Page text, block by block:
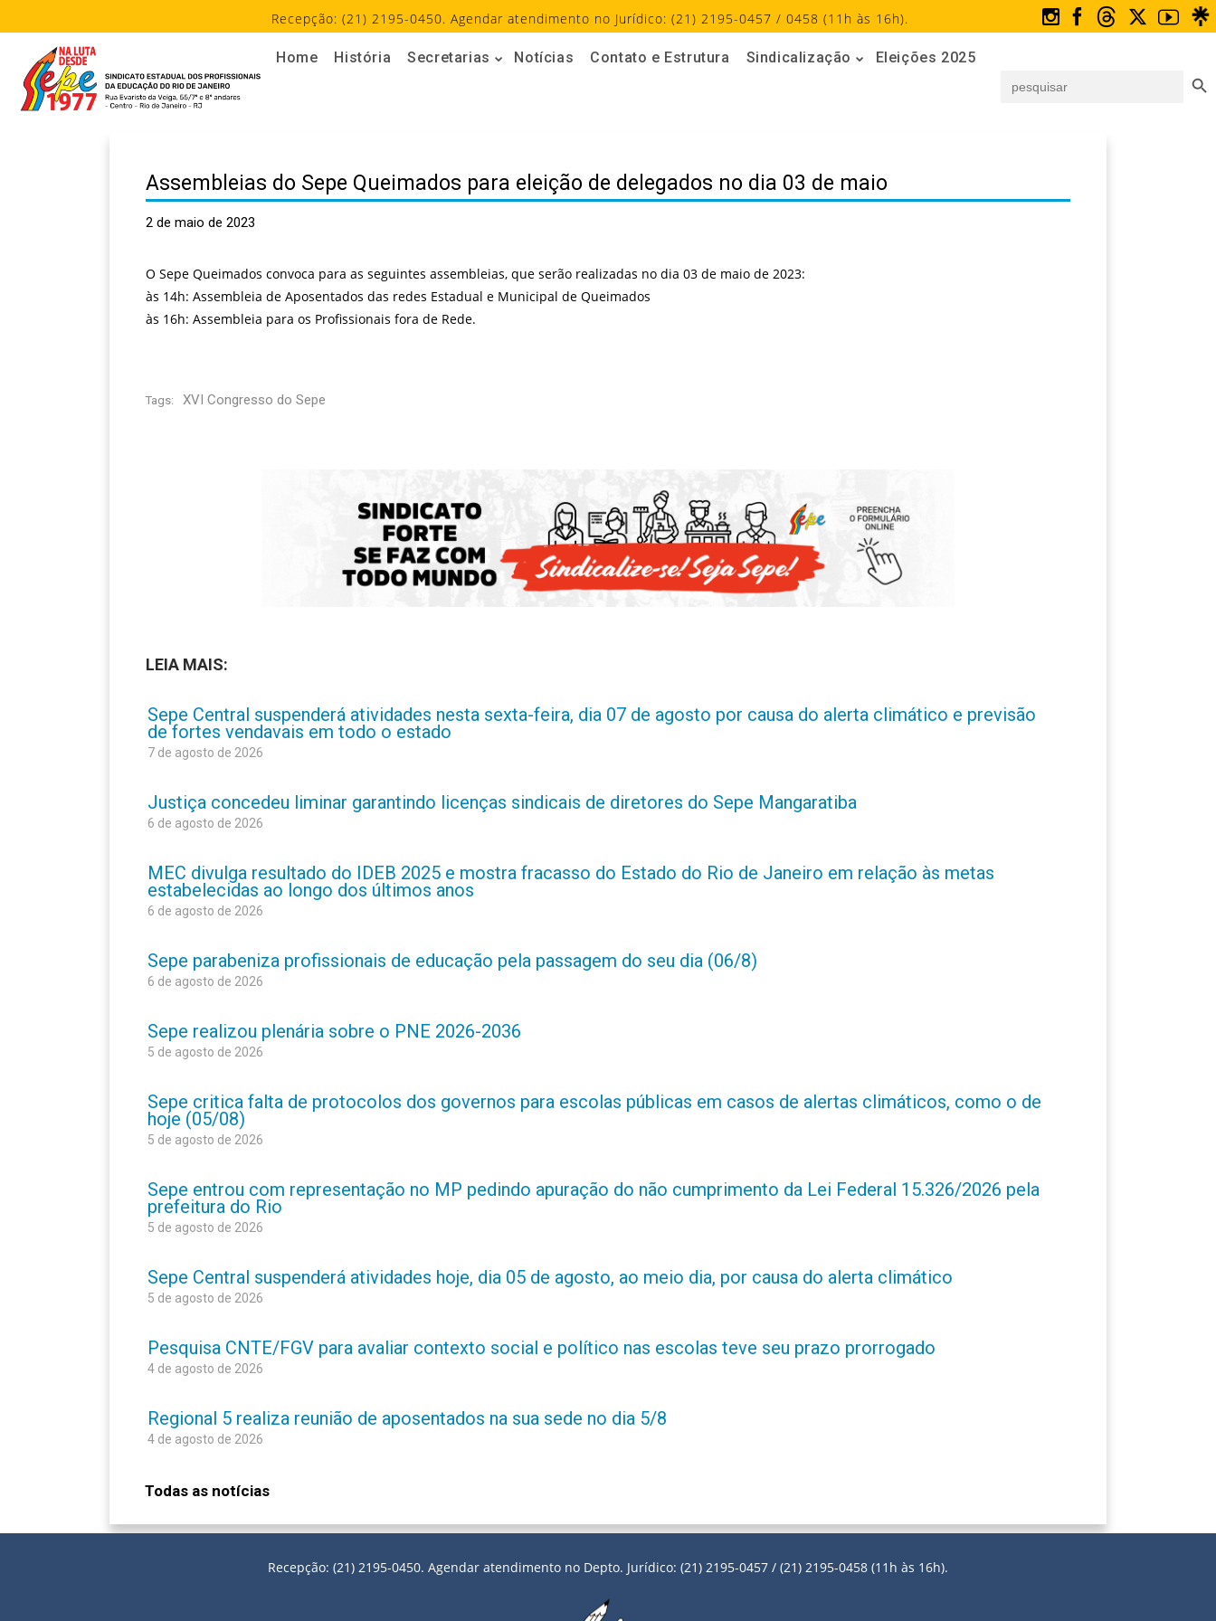
Recepção: (21) 2195-0450. Agendar atendimento no Jurídico: (21) 2195-0457 / 0458 (11h às 16h).
Home História Secretarias Notícias Contato e Estrutura Sindicalização
Eleições 2025
for:
Assembleias do Sepe Queimados para eleição de delegados no dia 03 de maio
2 de maio de 2023
O Sepe Queimados convoca para as seguintes assembleias, que serão realizadas no dia 03 de maio de 2023:
às 14h: Assembleia de Aposentados das redes Estadual e Municipal de Queimados
às 16h: Assembleia para os Profissionais fora de Rede.
Tags: XVI Congresso do Sepe
LEIA MAIS:
Sepe Central suspenderá atividades nesta sexta-feira, dia 07 de agosto por causa do alerta climático e previsão
de fortes vendavais em todo o estado
7 de agosto de 2026
Justiça concedeu liminar garantindo licenças sindicais de diretores do Sepe Mangaratiba
6 de agosto de 2026
MEC divulga resultado do IDEB 2025 e mostra fracasso do Estado do Rio de Janeiro em relação às metas
estabelecidas ao longo dos últimos anos
6 de agosto de 2026
Sepe parabeniza profissionais de educação pela passagem do seu dia (06/8)
6 de agosto de 2026
Sepe realizou plenária sobre o PNE 2026-2036
5 de agosto de 2026
Sepe critica falta de protocolos dos governos para escolas públicas em casos de alertas climáticos, como o de
hoje (05/08)
5 de agosto de 2026
Sepe entrou com representação no MP pedindo apuração do não cumprimento da Lei Federal 15.326/2026 pela
prefeitura do Rio
5 de agosto de 2026
Sepe Central suspenderá atividades hoje, dia 05 de agosto, ao meio dia, por causa do alerta climático
5 de agosto de 2026
Pesquisa CNTE/FGV para avaliar contexto social e político nas escolas teve seu prazo prorrogado
4 de agosto de 2026
Regional 5 realiza reunião de aposentados na sua sede no dia 5/8
4 de agosto de 2026
Todas as notícias
Recepção: (21) 2195-0450. Agendar atendimento no Depto. Jurídico: (21) 2195-0457 / (21) 2195-0458 (11h às 16h).